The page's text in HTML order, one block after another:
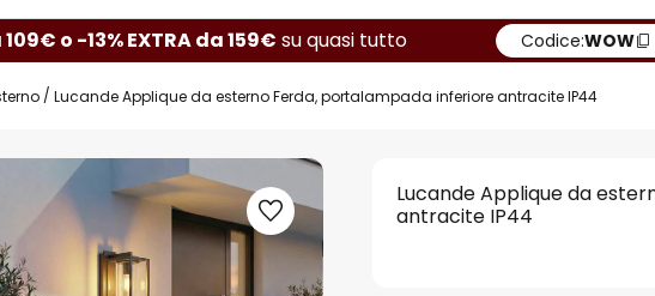
109€ o -13% EXTRA da 159€ su quasi tutto Codice:WOW
Lucande Applique da esterno Ferda, portalampada inferiore antracite IP44
Lucande Applique da
antracite IP44